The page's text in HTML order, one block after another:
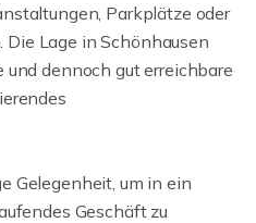
Parkplätze oder
Lage in Schönhausen
dennoch gut erreichbare
Gelegenheit, um in ein
Geschäft zu